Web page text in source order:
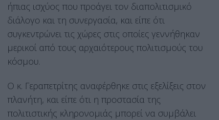
ήπιας ισχύος που προάγει τον διαπολιτισμικό
διάλογο και τη συνεργασία, και είπε ότι
συγκεντρώνει τις χώρες στις οποίες γεννήθηκαν
μερικοί από τους αρχαιότερους πολιτισμούς του
κόσμου.
Ο κ. Γεραπετρίτης αναφέρθηκε στις εξελίξεις στον
πλανήτη, και είπε ότι η προστασία της
πολιτιστικής κληρονομιάς μπορεί να συμβάλει